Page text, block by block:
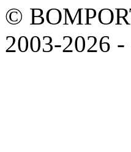
©
2003-2026